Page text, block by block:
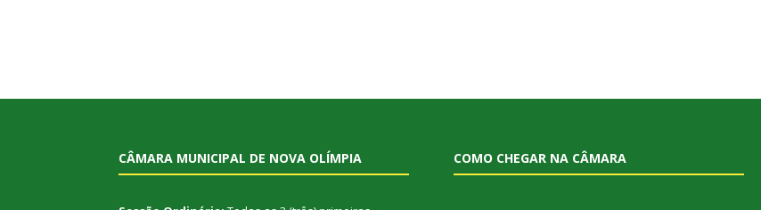
CÂMARA MUNICIPAL DE NOVA OLÍMPIA COMO CHEGAR NA CÂMARA